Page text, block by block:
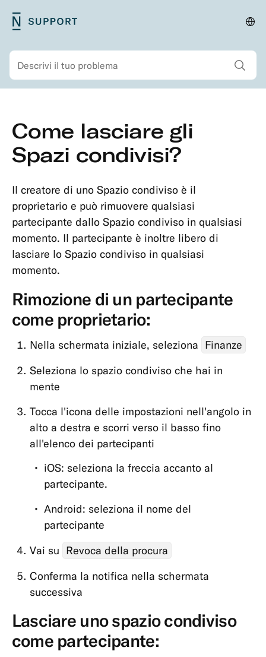
Navigazione
Vai
al
contenuto
principale
Cerca
Mostra tutti
secondaria
al
contenuto
principale
Sicurezza
Conto
informazioni
personali
Conti
e
sottoscrizioni
Pagamenti,
prelievi
bonifici
App
app
amico
Portafogli
digitali
online
MoneyBeam
N26
Come lasciare gli
Spazi condivisi?
Il creatore di uno Spazio condiviso è il
proprietario e può rimuovere qualsiasi
partecipante dallo Spazio condiviso in qualsiasi
momento. Il partecipante è inoltre libero di
lasciare lo Spazio condiviso in qualsiasi
momento.
Rimozione di un partecipante
come proprietario:
Nella schermata iniziale, seleziona Finanze
Seleziona lo spazio condiviso che hai in
mente
Tocca l'icona delle impostazioni nell'angolo in
alto a destra e scorri verso il basso fino
all'elenco dei partecipanti
iOS: seleziona la freccia accanto al
partecipante.
Android: seleziona il nome del
partecipante
Vai su Revoca della procura
Conferma la notifica nella schermata
successiva
Lasciare uno spazio condiviso
come partecipante: